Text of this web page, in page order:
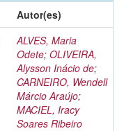
Autor(es)
ALVES, Maria
Odete; OLIVEIRA,
Alysson Inácio de;
CARNEIRO, Wendell
Márcio Araújo;
MACIEL, Iracy
Soares Ribeiro